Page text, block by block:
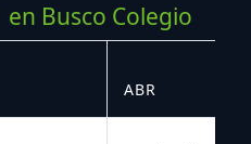
en Busco Colegio
ABR